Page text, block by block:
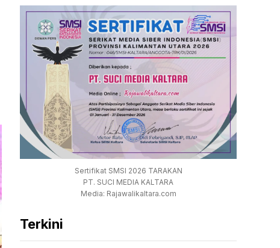
Sertifikat SMSI 2026 TARAKAN
PT. SUCI MEDIA KALTARA
Media: Rajawalikaltara.com
Terkini